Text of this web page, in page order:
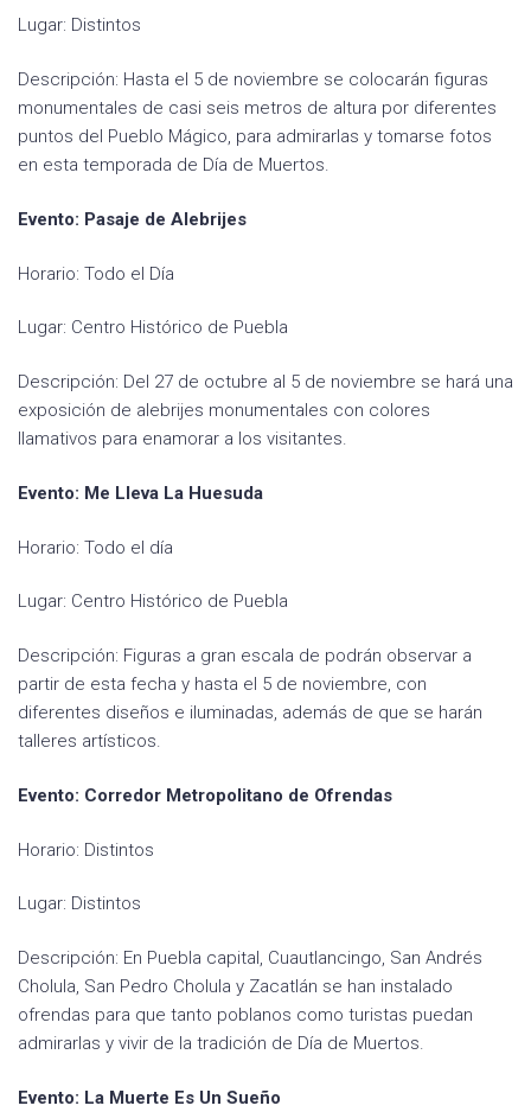
Lugar: Distintos
Descripción: Hasta el 5 de noviembre se colocarán figuras
monumentales de casi seis metros de altura por diferentes
puntos del Pueblo Mágico, para admirarlas y tomarse fotos
en esta temporada de Día de Muertos.
Evento: Pasaje de Alebrijes
Horario: Todo el Día
Lugar: Centro Histórico de Puebla
Descripción: Del 27 de octubre al 5 de noviembre se hará una
exposición de alebrijes monumentales con colores
llamativos para enamorar a los visitantes.
Evento: Me Lleva La Huesuda
Horario: Todo el día
Lugar: Centro Histórico de Puebla
Descripción: Figuras a gran escala de podrán observar a
partir de esta fecha y hasta el 5 de noviembre, con
diferentes diseños e iluminadas, además de que se harán
talleres artísticos.
Evento: Corredor Metropolitano de Ofrendas
Horario: Distintos
Lugar: Distintos
Descripción: En Puebla capital, Cuautlancingo, San Andrés
Cholula, San Pedro Cholula y Zacatlán se han instalado
ofrendas para que tanto poblanos como turistas puedan
admirarlas y vivir de la tradición de Día de Muertos.
Evento: La Muerte Es Un Sueño